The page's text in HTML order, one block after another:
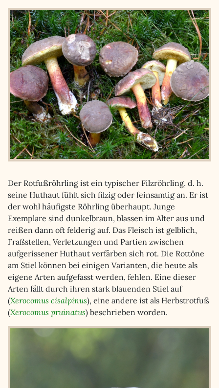
Der Rotfußröhrling ist ein typischer Filzröhrling, d. h.
seine Huthaut fühlt sich filzig oder feinsamtig an. Er ist
der wohl häufigste Röhrling überhaupt. Junge
Exemplare sind dunkelbraun, blassen im Alter aus und
reißen dann oft felderig auf. Das Fleisch ist gelblich,
Fraßstellen, Verletzungen und Partien zwischen
aufgerissener Huthaut verfärben sich rot. Die Rottöne
am Stiel können bei einigen Varianten, die heute als
eigene Arten aufgefasst werden, fehlen. Eine dieser
Arten fällt durch ihren stark blauenden Stiel auf
(Xerocomus cisalpinus), eine andere ist als Herbstrotfuß
(Xerocomus pruinatus) beschrieben worden.